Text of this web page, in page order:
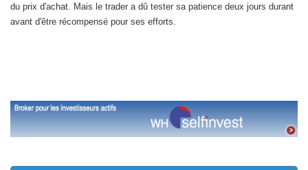
du prix d'achat. Mais le trader a dû tester sa patience deux jours durant
avant d'être récompensé pour ses efforts.